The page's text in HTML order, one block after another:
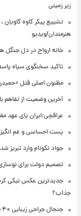
زیر زمینی
تشییع پیکر کاوه کاویان ،
هنرمندان/ویدیو
خانه ارواح در دل جنگل
تاکید سخنگوی سپاه
مظنون اصلی قتل
آخرین وضعیت از تفاهم
عراقچی:ایران پای عهد
پست احساسی و غم انگیز
جواد نکونام وارد تبریز
تصمیم دولت برای نوسازی ناوگان؛ ۴۰۰۰ اتوبوس نو
جدیدترین عکس نیکی کریمی
جذاب؟